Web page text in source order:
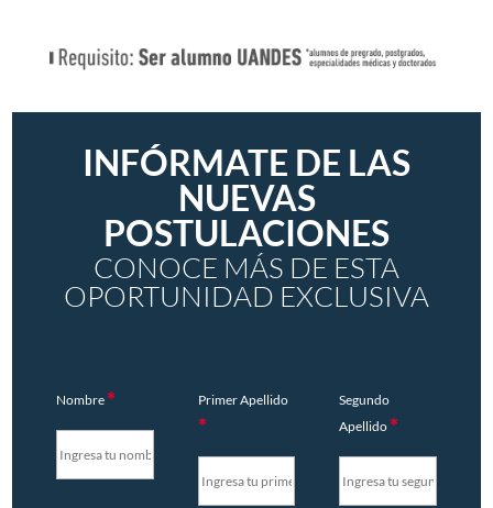
INFÓRMATE DE LAS
NUEVAS
POSTULACIONES
CONOCE MÁS DE ESTA
OPORTUNIDAD EXCLUSIVA
Nombre* Primer Apellido
*
Segundo
Apellido*